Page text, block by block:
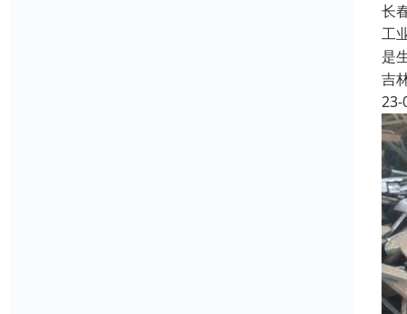
长
工
是
吉
23-